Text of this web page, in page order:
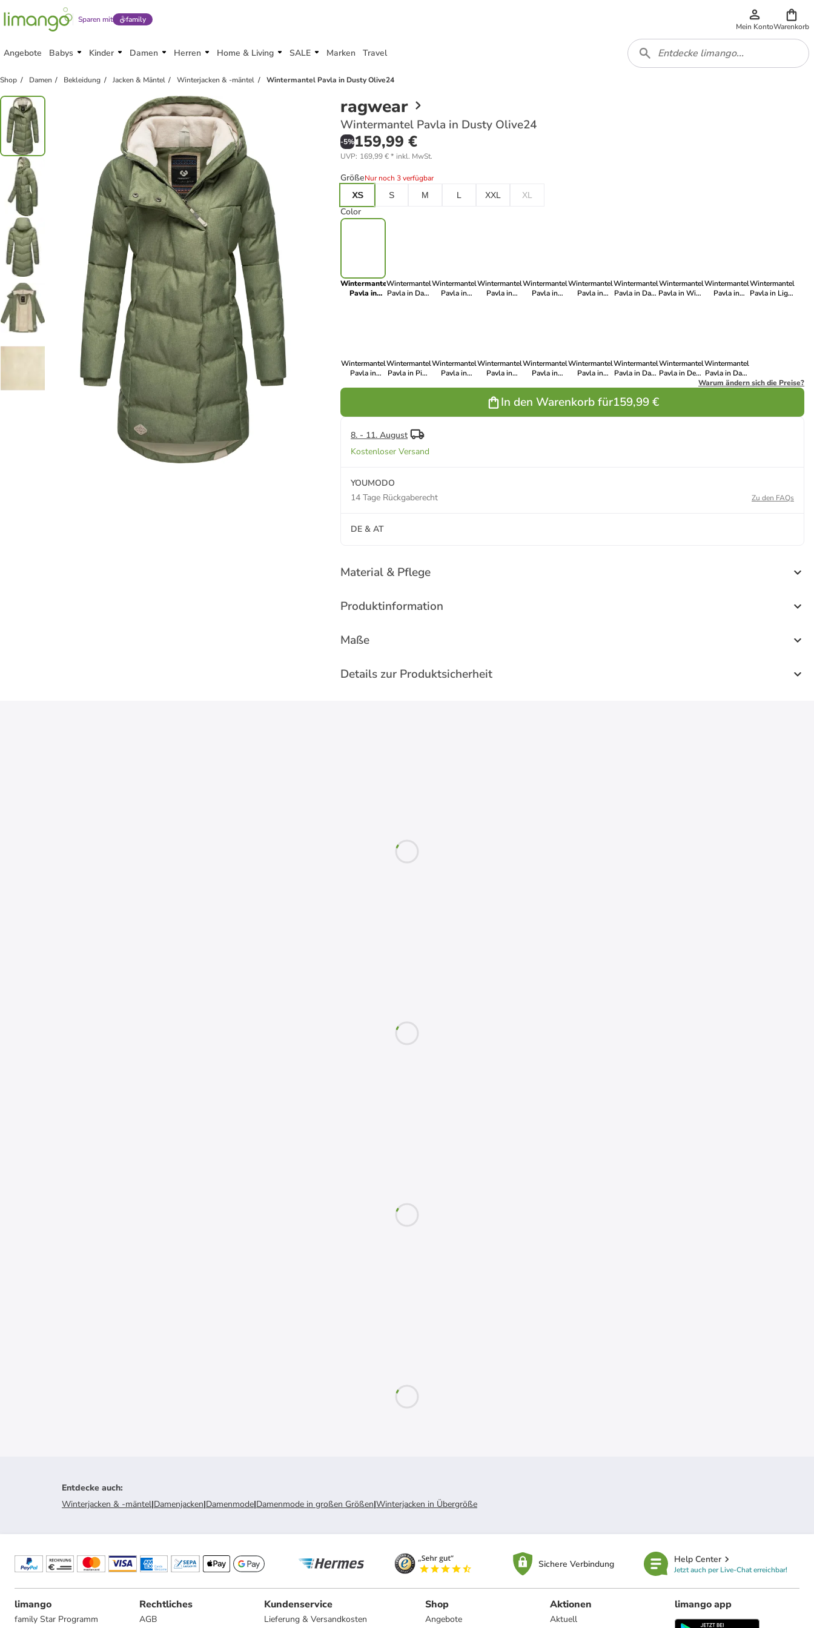
Sparen mit family
Mein KontoWarenkorb
Angebote Babys Kinder Damen Herren Home & Living SALE Marken Travel
Shop Damen Bekleidung Jacken & Mäntel Winterjacken & -mäntel Wintermantel Pavla in Dusty Olive24
ragwear
Wintermantel Pavla in Dusty Olive24
-5%159,99 €
UVP: 169,99 €* inkl. MwSt.
GrößeNur noch 3 verfügbar
XS
S M L XXL XL
Color
Wintermantel
Pavla in
Wintermantel
Pavla in Dark
Wintermantel
Pavla in
Wintermantel
Pavla in
Wintermantel
Pavla in
Wintermantel
Pavla in
Wintermantel
Pavla in Dark
Wintermantel
Pavla in Wine
Wintermantel
Pavla in
Wintermantel
Pavla in Light
Wintermantel
Pavla in
Wintermantel
Pavla in Pine
Wintermantel
Pavla in
Wintermantel
Pavla in
Wintermantel
Pavla in
Wintermantel
Pavla in
Wintermantel
Pavla in Dark
Wintermantel
Pavla in Deep
Wintermantel
Pavla in Dark
Red25
Warum ändern sich die Preise?
In den Warenkorb für159,99 €
8. - 11. August
Kostenloser Versand
YOUMODO
14 Tage Rückgaberecht
Zu den FAQs
DE & AT
Material & Pflege
Produktinformation
Maße
Details zur Produktsicherheit
Entdecke auch:
Winterjacken & -mäntel|Damenjacken|Damenmode|Damenmode in großen Größen|Winterjacken in Übergröße
Sichere Verbindung Help Center
Jetzt auch per Live-Chat erreichbar!
limango
family Star Programm
Rechtliches
AGB
Kundenservice
Lieferung & Versandkosten
Shop
Angebote
Aktionen
Aktuell
limango app